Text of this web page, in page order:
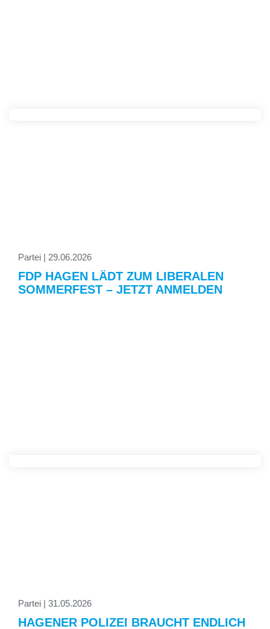
Partei | 29.06.2026
FDP HAGEN LÄDT ZUM LIBERALEN
SOMMERFEST – JETZT ANMELDEN
Partei | 31.05.2026
HAGENER POLIZEI BRAUCHT ENDLICH